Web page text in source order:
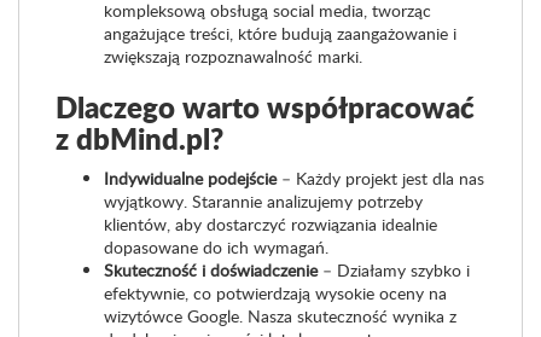
kompleksową obsługą social media, tworząc
angażujące treści, które budują zaangażowanie i
zwiększają rozpoznawalność marki.
Dlaczego warto współpracować
z dbMind.pl?
Indywidualne podejście– Każdy projekt jest dla nas
wyjątkowy. Starannie analizujemy potrzeby
klientów, aby dostarczyć rozwiązania idealnie
dopasowane do ich wymagań.
Skuteczność i doświadczenie– Działamy szybko i
efektywnie, co potwierdzają wysokie oceny na
wizytówce Google. Nasza skuteczność wynika z